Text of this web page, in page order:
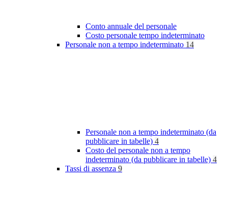
Conto annuale del personale
Costo personale tempo indeterminato
Personale non a tempo indeterminato 14
Personale non a tempo indeterminato (da
pubblicare in tabelle) 4
Costo del personale non a tempo
indeterminato (da pubblicare in tabelle) 4
Tassi di assenza 9